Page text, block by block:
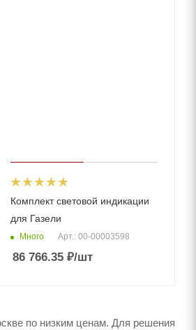
Комплект световой индикации
для Газели
Много Арт.: 00-00003598
86 766.35 ₽/шт
по низким ценам. Для решения